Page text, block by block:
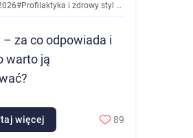
#Profilaktyka i zdrowy styl życia
– za co odpowiada i
warto ją
więcej 89